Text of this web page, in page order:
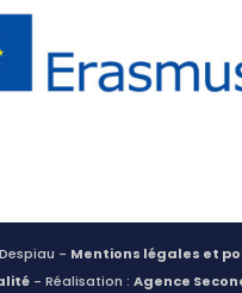
- Mentions légales et
- Réalisation :Agence